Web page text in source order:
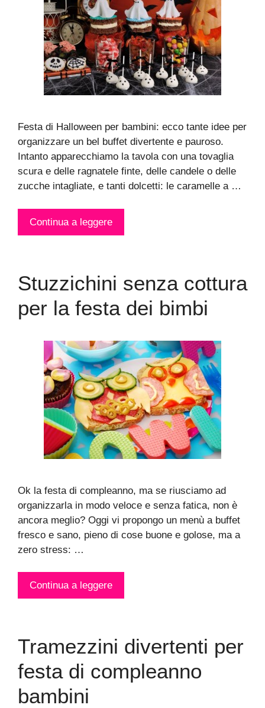
Festa di Halloween per bambini: ecco tante idee per
organizzare un bel buffet divertente e pauroso.
Intanto apparecchiamo la tavola con una tovaglia
scura e delle ragnatele finte, delle candele o delle
zucche intagliate, e tanti dolcetti: le caramelle a …
Continua a leggere
Stuzzichini senza cottura
per la festa dei bimbi
Ok la festa di compleanno, ma se riusciamo ad
organizzarla in modo veloce e senza fatica, non è
ancora meglio? Oggi vi propongo un menù a buffet
fresco e sano, pieno di cose buone e golose, ma a
zero stress: …
Continua a leggere
Tramezzini divertenti per
festa di compleanno
bambini